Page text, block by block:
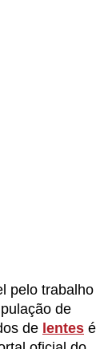
pelo trabalho
de
de lentes é